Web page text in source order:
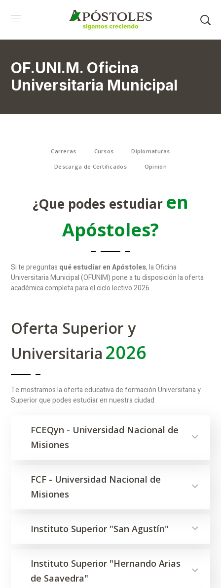
OF.UNI.M. Oficina
Universitaria Municipal
Carreras Cursos Diplomaturas
Descarga de Certificados Opinión
¿Que podes estudiar en
Apóstoles?
Si te preguntas qué estudiar en Apóstoles, la Oficina
Universitaria Municipal (OFUNIM) pone a tu disposición la oferta
académica completa para el ciclo lectivo 2026.
Oferta Superior y
Universitaria 2026
Te mostramos la oferta educativa de formación Universitaria y
Superior que podes estudiar en nuestra ciudad
FCEQyn - Universidad Nacional de
Misiones
FCF - Universidad Nacional de
Misiones
Instituto Superior "San Agustín"
Instituto Superior "Hernando Arias
de Saavedra"